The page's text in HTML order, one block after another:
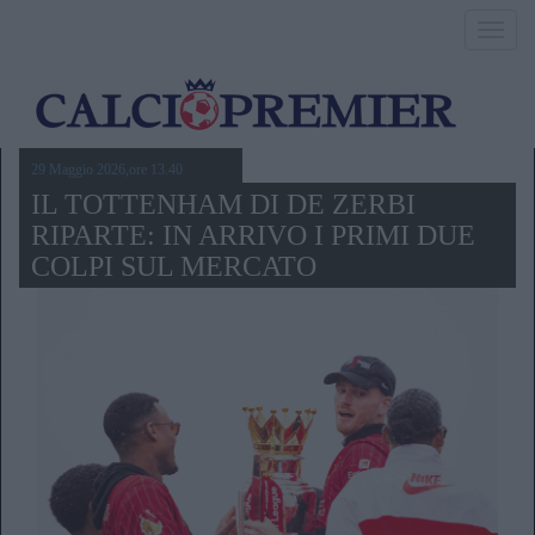
29 Maggio 2026,ore 13.40
IL TOTTENHAM DI DE ZERBI
RIPARTE: IN ARRIVO I PRIMI DUE
COLPI SUL MERCATO